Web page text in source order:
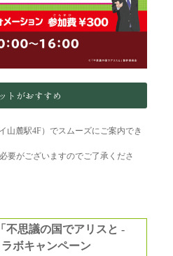
トがおすすめ
山麓駅4F）でスムーズにご案内でき
要がございますのでご了承くださ
不思議の国でアリスと -
ボキャンペーン